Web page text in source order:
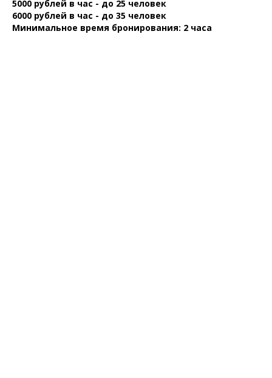
5000 рублей в час - до 25 человек
6000 рублей в час - до 35 человек
Минимальное время бронирования: 2 часа